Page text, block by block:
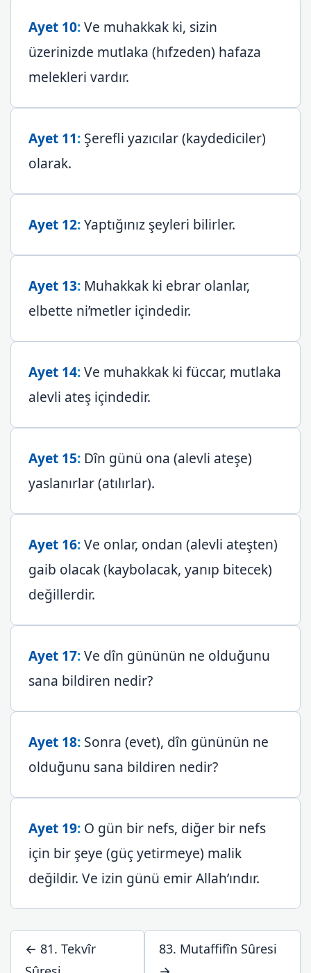
Ayet 10:Ve muhakkak ki, sizin
üzerinizde mutlaka (hıfzeden) hafaza
melekleri vardır.
Ayet 11: Şerefli yazıcılar (kaydediciler)
olarak.
Ayet 12:Yaptığınız şeyleri bilirler.
Ayet 13: Muhakkak ki ebrar olanlar,
elbette ni’metler içindedir.
Ayet 14:Ve muhakkak ki füccar, mutlaka
alevli ateş içindedir.
Ayet 15: Dîn günü ona (alevli ateşe)
yaslanırlar (atılırlar).
Ayet 16:Ve onlar, ondan (alevli ateşten)
gaib olacak (kaybolacak, yanıp bitecek)
değillerdir.
Ayet 17:Ve dîn gününün ne olduğunu
sana bildiren nedir?
Ayet 18: Sonra (evet), dîn gününün ne
olduğunu sana bildiren nedir?
Ayet 19: O gün bir nefs, diğer bir nefs
için bir şeye (güç yetirmeye) malik
değildir. Ve izin günü emir Allah’ındır.
← 81. Tekvîr
83. Mutaffifîn Sûresi